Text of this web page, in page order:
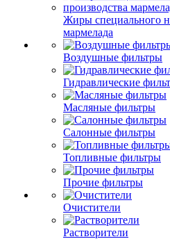
Жиры специального
мармелада
Воздушные фильтры
Гидравлические
Масляные фильтры
Салонные фильтры
Топливные фильтры
Прочие фильтры
Очистители
Растворители